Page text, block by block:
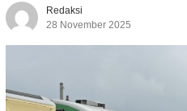
Redaksi
28 November 2025